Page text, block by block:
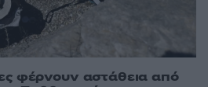
φέρνουν αστάθεια από